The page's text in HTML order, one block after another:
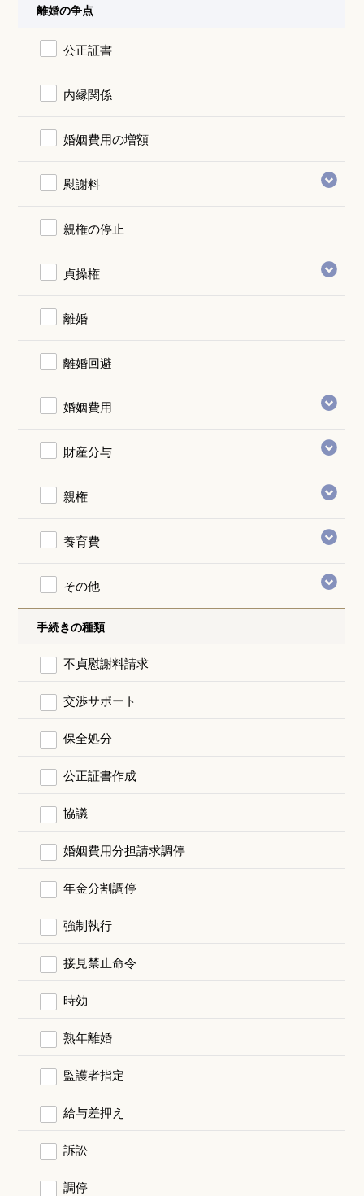
離婚の争点
公正証書
内縁関係
婚姻費用の増額
慰謝料
親権の停止
貞操権
離婚
離婚回避
婚姻費用
財産分与
親権
養育費
その他
手続きの種類
不貞慰謝料請求
交渉サポート
保全処分
公正証書作成
協議
婚姻費用分担請求調停
年金分割調停
強制執行
接見禁止命令
時効
熟年離婚
監護者指定
給与差押え
訴訟
調停